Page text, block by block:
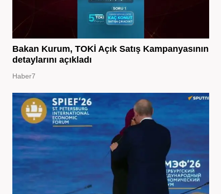
Bakan Kurum, TOKİ Açık Satış Kampanyasının
detaylarını açıkladı
Haber7